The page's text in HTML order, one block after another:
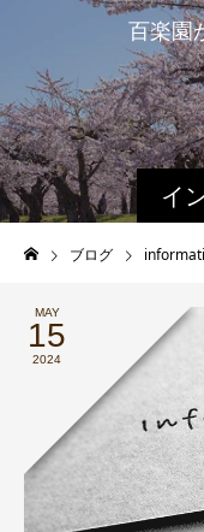
イ
百楽園
ブログ
MAY
15
2024